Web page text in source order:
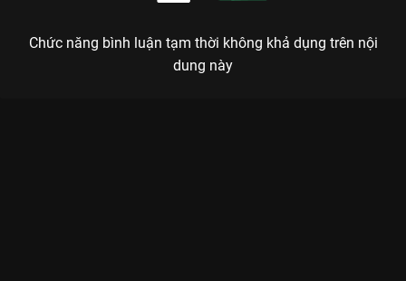
Chức năng bình luận tạm thời không khả dụng trên nội
dung này